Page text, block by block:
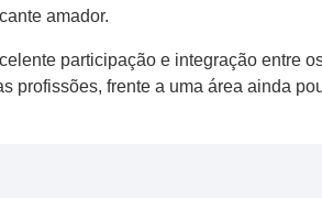
amador.
participação e integração entre
profissões, frente a uma área ainda